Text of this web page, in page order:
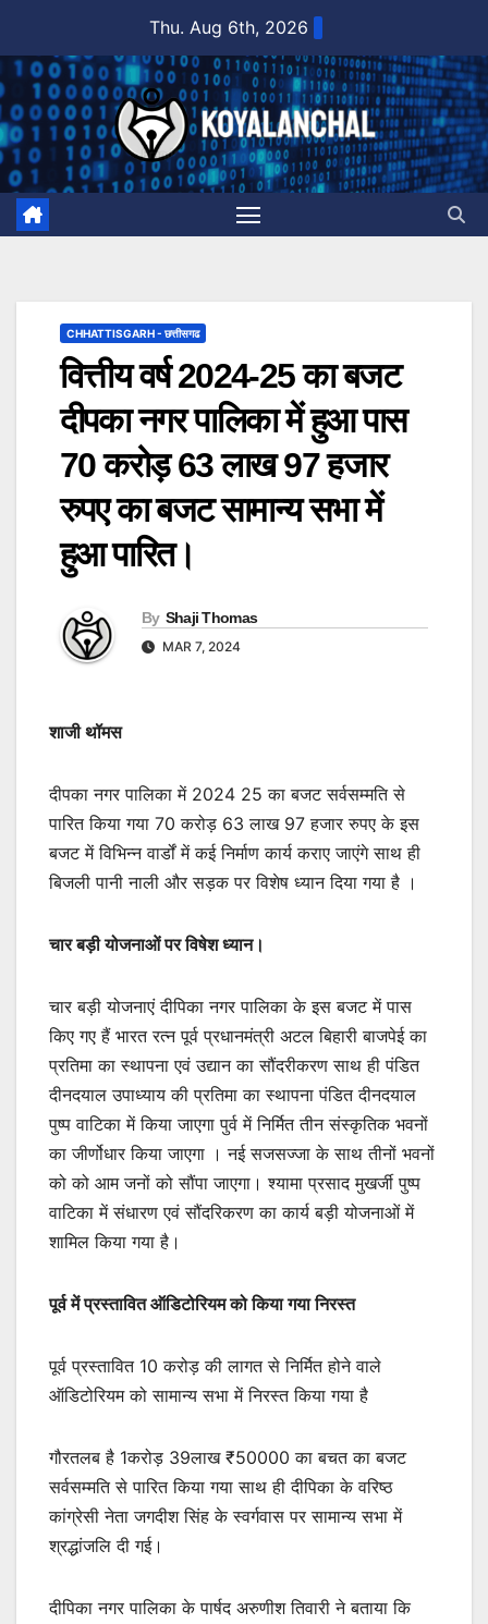
content
Thu. Aug 6th, 2026
CHHATTISGARH - छत्तीसगढ
वित्तीय वर्ष 2024-25 का बजट
दीपका नगर पालिका में हुआ पास
70 करोड़ 63 लाख 97 हजार
रुपए का बजट सामान्य सभा में
हुआ पारित।
By Shaji Thomas
MAR 7, 2024
शाजी थॉमस
दीपका नगर पालिका में 2024 25 का बजट सर्वसम्मति से
पारित किया गया 70 करोड़ 63 लाख 97 हजार रुपए के इस
बजट में विभिन्न वार्डों में कई निर्माण कार्य कराए जाएंगे साथ ही
बिजली पानी नाली और सड़क पर विशेष ध्यान दिया गया है ।
चार बड़ी योजनाओं पर विषेश ध्यान।
चार बड़ी योजनाएं दीपिका नगर पालिका के इस बजट में पास
किए गए हैं भारत रत्न पूर्व प्रधानमंत्री अटल बिहारी बाजपेई का
प्रतिमा का स्थापना एवं उद्यान का सौंदरीकरण साथ ही पंडित
दीनदयाल उपाध्याय की प्रतिमा का स्थापना पंडित दीनदयाल
पुष्प वाटिका में किया जाएगा पुर्व में निर्मित तीन संस्कृतिक भवनों
का जीर्णोधार किया जाएगा । नई सजसज्जा के साथ तीनों भवनों
को को आम जनों को सौंपा जाएगा। श्यामा प्रसाद मुखर्जी पुष्प
वाटिका में संधारण एवं सौंदरिकरण का कार्य बड़ी योजनाओं में
शामिल किया गया है।
पूर्व में प्रस्तावित ऑडिटोरियम को किया गया निरस्त
पूर्व प्रस्तावित 10 करोड़ की लागत से निर्मित होने वाले
ऑडिटोरियम को सामान्य सभा में निरस्त किया गया है
गौरतलब है 1करोड़ 39लाख ₹50000 का बचत का बजट
सर्वसम्मति से पारित किया गया साथ ही दीपिका के वरिष्ठ
कांग्रेसी नेता जगदीश सिंह के स्वर्गवास पर सामान्य सभा में
श्रद्धांजलि दी गई।
दीपिका नगर पालिका के पार्षद अरुणीश तिवारी ने बताया कि